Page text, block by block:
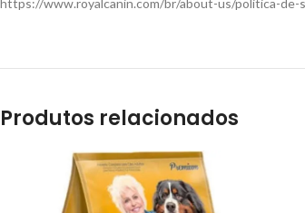
https://www.royalcanin.com/br/about-us/politica-de-
Produtos relacionados